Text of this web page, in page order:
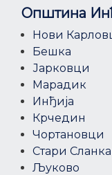
Општина
Нови
Бешка
Јарковци
Марадик
Инђија
Крчедин
Чортановци
Стари
Љуково